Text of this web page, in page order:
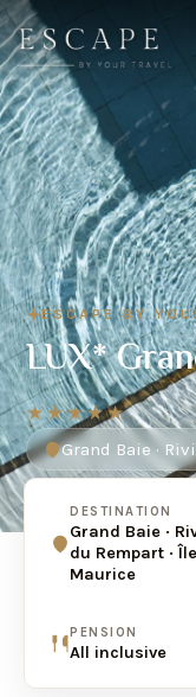
ESCAPE BY
LUX*
★★★★★
Grand Baie ·
DESTINATION
Grand Baie ·
du Rempart · Île
Maurice
PENSION
All inclusive